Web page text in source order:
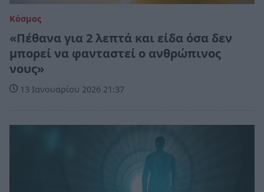
Κόσμος
«Πέθανα για 2 λεπτά και είδα όσα δεν
μπορεί να φανταστεί ο ανθρώπινος
νους»
13 Ιανουαρίου 2026 21:37